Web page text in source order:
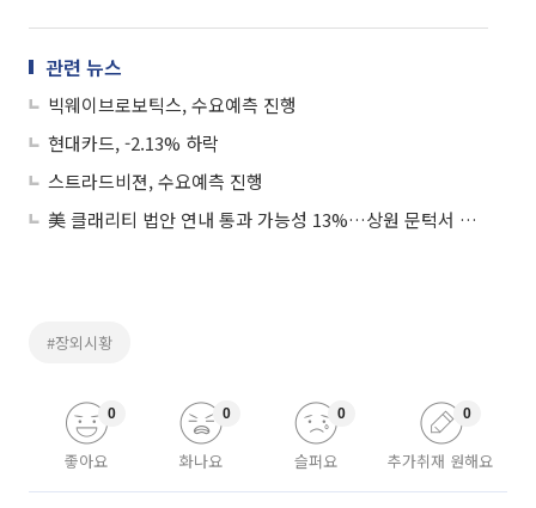
관련 뉴스
빅웨이브로보틱스, 수요예측 진행
현대카드, -2.13% 하락
스트라드비젼, 수요예측 진행
美 클래리티 법안 연내 통과 가능성 13%…상원 문턱서 제동
#장외시황
좋아요
0
화나요
0
슬퍼요
0
추가취재 원해요
0